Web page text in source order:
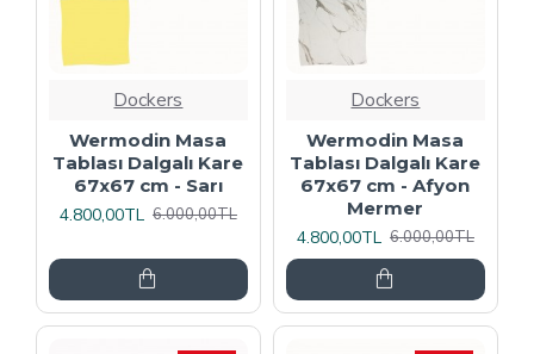
Dockers
Wermodin Masa
Tablası Dalgalı Kare
67x67 cm - Sarı
4.800,00TL 6.000,00TL
Dockers
Wermodin Masa
Tablası Dalgalı Kare
67x67 cm - Afyon
Mermer
4.800,00TL 6.000,00TL